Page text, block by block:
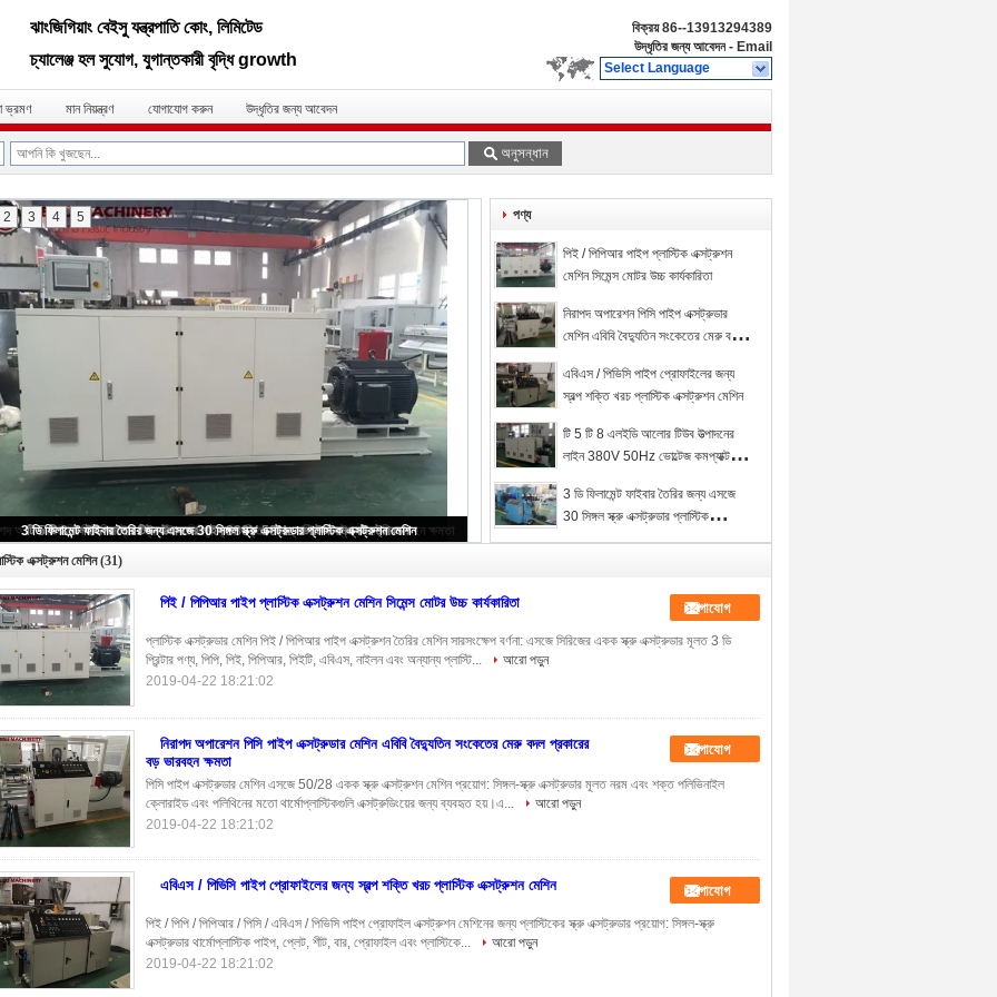
ঝাংজিগিয়াং বেইসু যন্ত্রপাতি কোং, লিমিটেড
চ্যালেঞ্জ হল সুযোগ, যুগান্তকারী বৃদ্ধি growth
বিক্রয়86--13913294389
উদ্ধৃতির জন্য আবেদন - Email
Select Language
ভ্রমণ মান নিয়ন্ত্রণ যোগাযোগ করুন উদ্ধৃতির জন্য আবেদন
অনুসন্ধান
পিই / পিপিআর পাইপ প্লাস্টিক এক্সট্রুশন মেশিন সিমেন্স মোটর উচ্চ কার্যকারিতা
2 3 4 5 পণ্য
পিই / পিপিআর পাইপ প্লাস্টিক এক্সট্রুশন
মেশিন সিমেন্স মোটর উচ্চ কার্যকারিতা
নিরাপদ অপারেশন পিসি পাইপ এক্সট্রুডার
মেশিন এবিবি বৈদ্যুতিন সংকেতের মেরু বদল
এবিএস / পিভিসি পাইপ প্রোফাইলের জন্য
স্বল্প শক্তি খরচ প্লাস্টিক এক্সট্রুশন মেশিন
টি 5 টি 8 এলইডি আলোর টিউব উত্পাদনের
লাইন 380V 50Hz ভোল্টেজ কমপ্যাক্ট
3 ডি ফিলামেন্ট ফাইবার তৈরির জন্য এসজে
30 সিঙ্গল স্ক্রু এক্সট্রুডার প্লাস্টিক
এক্সট্রুশন মেশিন
এক্সট্রুশন মেশিন (31)
পিই / পিপিআর পাইপ প্লাস্টিক এক্সট্রুশন মেশিন সিমেন্স মোটর উচ্চ কার্যকারিতা যোগাযোগ
প্লাস্টিক এক্সট্রুডার মেশিন পিই / পিপিআর পাইপ এক্সট্রুশন তৈরির মেশিন সারসংক্ষেপ বর্ণনা: এসজে সিরিজের একক স্ক্রু এক্সট্রুডার মূলত 3 ডি
প্রিন্টার পণ্য, পিপি, পিই, পিপিআর, পিইটি, এবিএস, নাইলন এবং অন্যান্য প্লাস্টি...
আরো পড়ুন
2019-04-22 18:21:02
নিরাপদ অপারেশন পিসি পাইপ এক্সট্রুডার মেশিন এবিবি বৈদ্যুতিন সংকেতের মেরু বদল প্রকারের
বড় ভারবহন ক্ষমতা
যোগাযোগ
পিসি পাইপ এক্সট্রুডার মেশিন এসজে 50/28 একক স্ক্রু এক্সট্রুশন মেশিন প্রয়োগ: সিঙ্গল-স্ক্রু এক্সট্রুডার মূলত নরম এবং শক্ত পলিভিনাইল
ক্লোরাইড এবং পলিথিনের মতো থার্মোপ্লাস্টিকগুলি এক্সট্রুডিংয়ের জন্য ব্যবহৃত হয়।এ...
আরো পড়ুন
2019-04-22 18:21:02
এবিএস / পিভিসি পাইপ প্রোফাইলের জন্য স্বল্প শক্তি খরচ প্লাস্টিক এক্সট্রুশন মেশিন যোগাযোগ
পিই / পিপি / পিপিআর / পিসি / এবিএস / পিভিসি পাইপ প্রোফাইল এক্সট্রুশন মেশিনের জন্য প্লাস্টিকের স্ক্রু এক্সট্রুডার প্রয়োগ: সিঙ্গল-স্ক্রু
এক্সট্রুডার থার্মোপ্লাস্টিক পাইপ, প্লেট, শীট, বার, প্রোফাইল এবং প্লাস্টিকে...
আরো পড়ুন
2019-04-22 18:21:02